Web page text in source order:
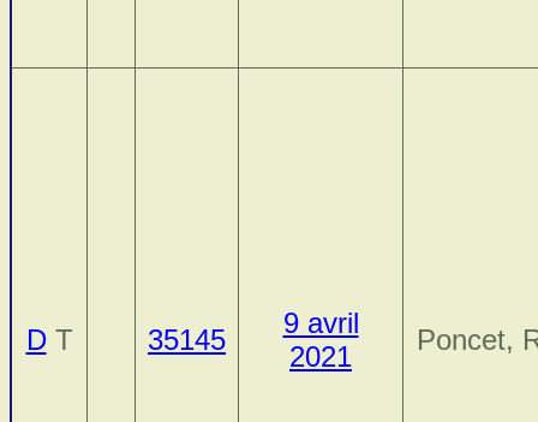
DT 35145
9 avril
2021
Poncet,